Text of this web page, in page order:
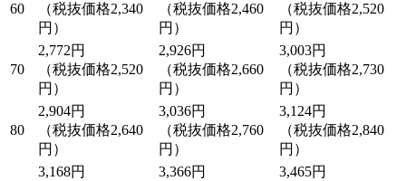
60
（税抜価格2,340
円）
（税抜価格2,460
円）
（税抜価格2,520
円）
70
2,772円
（税抜価格2,520
円）
2,926円
（税抜価格2,660
円）
3,003円
（税抜価格2,730
円）
80
2,904円
（税抜価格2,640
円）
3,036円
（税抜価格2,760
円）
3,124円
（税抜価格2,840
円）
3,168円
3,366円
3,465円